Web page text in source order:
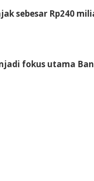
sebesar Rp240
fokus utama